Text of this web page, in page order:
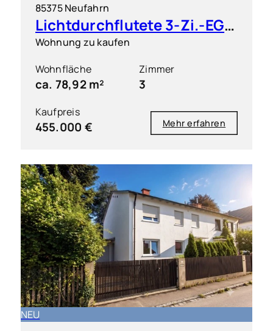
85375 Neufahrn
Lichtdurchflutete 3-Zi.-EG-Wohnung mit Terrasse und Gartenanteil
Wohnung zu kaufen
Wohnfläche
ca. 78,92 m²
Zimmer
3
Kaufpreis
455.000 € Mehr erfahren
NEU